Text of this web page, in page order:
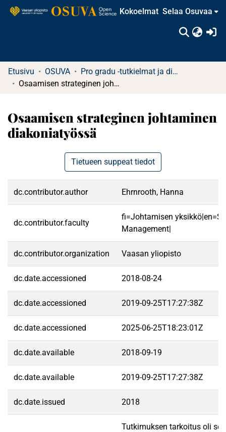
Kokoelmat Selaa Osuvaa
Etusivu OSUVA
Pro gradu -tutkielmat ja diplomityöt (rajattu saatavuus)
Osaamisen strateginen johtaminen diakoniatyössä
Osaamisen strateginen johtaminen
diakoniatyössä
Tietueen suppeat tiedot
dc.contributor.author Ehrnrooth, Hanna
dc.contributor.faculty
fi=Johtamisen
Management|
dc.contributor.organization Vaasan yliopisto
dc.date.accessioned 2018-08-24
dc.date.accessioned 2019-09-25T17:27:38Z
dc.date.accessioned 2025-06-25T18:23:01Z
dc.date.available 2018-09-19
dc.date.available 2019-09-25T17:27:38Z
dc.date.issued 2018
Tutkimuksen tarkoitus oli